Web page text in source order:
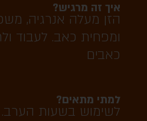
איך זה מרגיש?
הזן מעלה אנרגיה,
ומפחית כאב. לעבוד
כאבים
למתי מתאים?
לשימוש בשעות הערב.